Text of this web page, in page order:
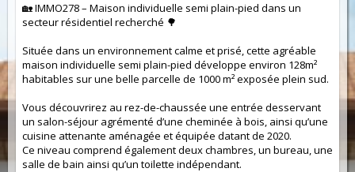
🏡 IMMO278 – Maison individuelle semi plain-pied dans un
secteur résidentiel recherché 🌳
Située dans un environnement calme et prisé, cette agréable
maison individuelle semi plain-pied développe environ 128m²
habitables sur une belle parcelle de 1000 m² exposée plein sud.
Vous découvrirez au rez-de-chaussée une entrée desservant
un salon-séjour agrémenté d’une cheminée à bois, ainsi qu’une
cuisine attenante aménagée et équipée datant de 2020.
Ce niveau comprend également deux chambres, un bureau, une
salle de bain ainsi qu’un toilette indépendant.